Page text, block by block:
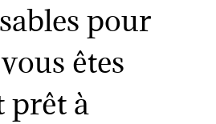
pour
êtes
prêt à